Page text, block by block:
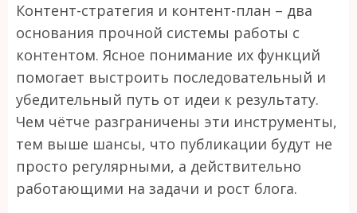
Контент-стратегия и контент-план – два
основания прочной системы работы с
контентом. Ясное понимание их функций
помогает выстроить последовательный и
убедительный путь от идеи к результату.
Чем чётче разграничены эти инструменты,
тем выше шансы, что публикации будут не
просто регулярными, а действительно
работающими на задачи и рост блога.